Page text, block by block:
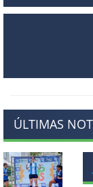
ÚLTIMAS